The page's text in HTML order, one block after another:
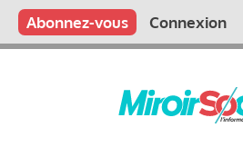
Aller
contenu
Main
Qui sommes nous ?
Vous publiez
Nous publions
Contactez-nous
Abonnez-vous Connexion